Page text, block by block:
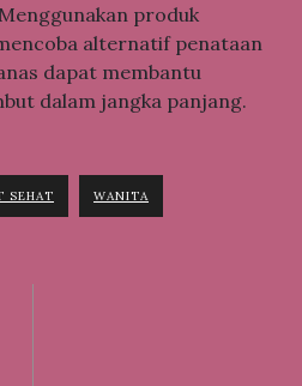
produk
alternatif penataan
dapat membantu
dalam jangka panjang.
SEHAT WANITA